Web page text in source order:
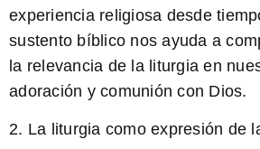
experiencia religiosa desde
sustento bíblico nos ayuda a
la relevancia de la liturgia en
adoración y comunión con Dios.
2. La liturgia como expresión de